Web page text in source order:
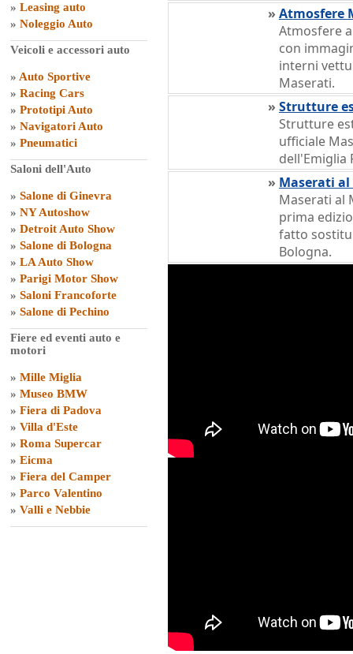
» Leasing auto
» Noleggio Auto
Veicoli e accessori auto
» Auto Sportive
» Racing Cars
» Prototipi Auto
» Navigatori Auto
» Pneumatici
Saloni dell'Auto
» Salone di Ginevra
» NY Autoshow
» Detroit Auto Show
» Salone di Bologna
» LA Auto Show
» Parigi Motor Show
» Saloni Francoforte
» Salone di Pechino
Fiere ed eventi auto e
motori
» Mille Miglia
» Museo BMW
» Fiera di Padova
» Villa d'Este
» Roma Supercar
» Eicma
» Fiera del Camper
» Parco Valentino
» Valli e Nebbie
» Atmosfere
Atmosfere
con
interni
Maserati.
» Strutture
Strutture
ufficiale
dell'Emiglia
» Maserati al
Maserati al
prima
fatto
Bologna.